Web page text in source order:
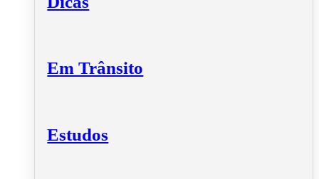
Em Trânsito
Estudos